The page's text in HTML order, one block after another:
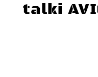
talki